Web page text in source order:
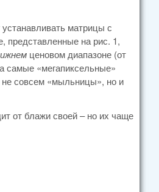
матрицы с
представленные на рис. 1,
ценовом диапазоне (от
самые «мегапиксельные»
совсем «мыльницы», но и
от блажи своей – но их чаще